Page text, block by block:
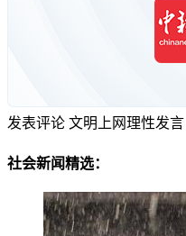
发表评论 文明上网理性发
社会新闻精选：